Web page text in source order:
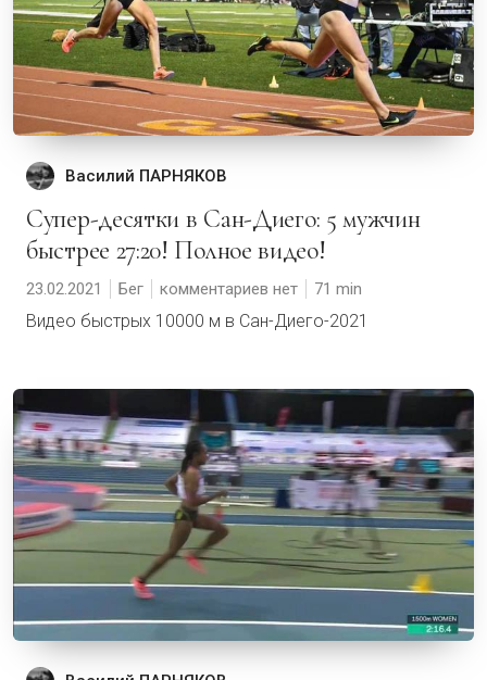
Василий ПАРНЯКОВ
Супер-десятки в Сан-Диего: 5 мужчин
быстрее 27:20! Полное видео!
23.02.2021 Бег комментариев нет 71
Видео быстрых 10000 м в Сан-Диего-2021